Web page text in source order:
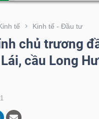
tế Kinh tế - Đầu tư
chủ trương
cầu Long